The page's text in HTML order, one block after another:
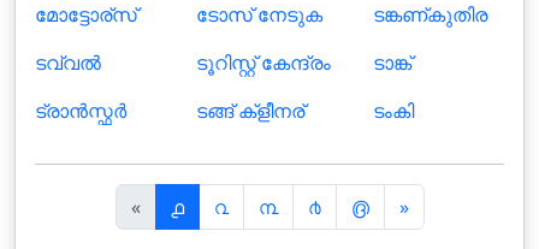
മോട്ടോര്സ്
ടവ്വല്‍
ട്രാന്‍സ്ഫര്‍
ടോസ് നേടുക
ടൂറിസ്റ്റ് കേന്ദ്രം
ടങ്ങ് ക്ളീനര്
ടങ്കണ്കുതിര
ടാങ്ക്
ടംകി
«पि
छ
൧ ൨ ൩ ൪ ൫ »अ
ग